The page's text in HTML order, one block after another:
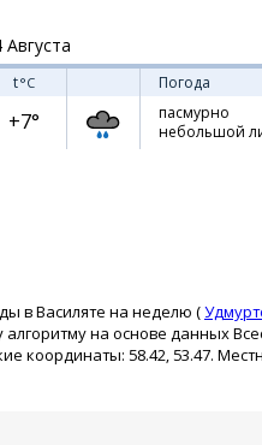
Августа
t°C Погода
+7°
пасмурно
небольшой
в Василяте на неделю (
алгоритму на основе данных
координаты: 58.42, 53.47.